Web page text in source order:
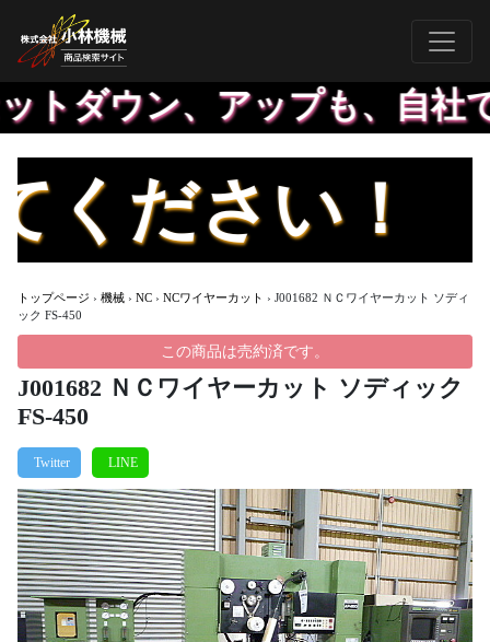
ン、アップも、自社で
★【年
トップページ › 機械 › NC › NCワイヤーカット › J001682 ＮＣワイヤーカット ソディ
ック FS-450
この商品は売約済です。
J001682 ＮＣワイヤーカット ソディック
FS-450